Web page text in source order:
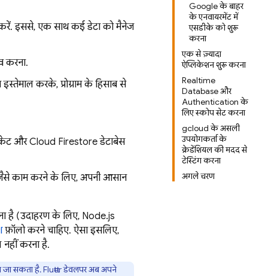
Google के बाहर
के एनवायरमेंट में
एसडीके को शुरू
करना
एक से ज़्यादा
ऐप्लिकेशन शुरू करना
Realtime
Database और
Authentication के
लिए स्कोप सेट करना
gcloud के असली
उपयोगकर्ता के
क्रेडेंशियल की मदद से
टेस्टिंग करना
अगले चरण
इससे, एक साथ कई डेटा को मैनेज
करना.
करके, प्रोग्राम के हिसाब से
औरCloud Firestoreडेटाबेस
जैसे काम करने के लिए, अपनी आसान
है (उदाहरण के लिए, Node.js
फ़ॉलो करने चाहिए. ऐसा इसलिए,
करना है.
सकता है. Flutter डेवलपर अब अपने